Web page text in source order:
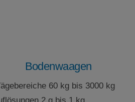
Bodenwaagen
60 kg bis 3000 kg